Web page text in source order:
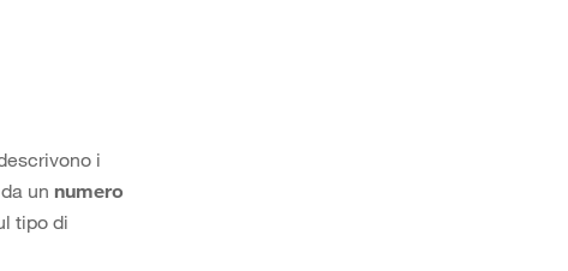
i
un numero
tipo di